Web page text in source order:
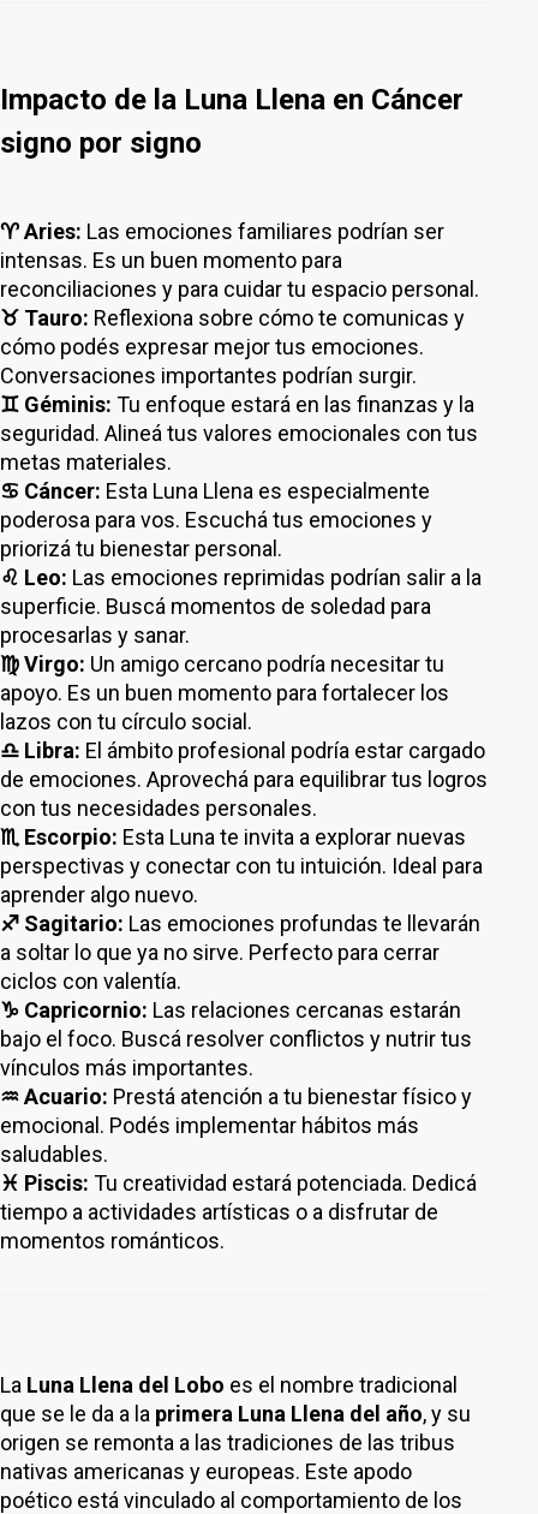
Impacto de la Luna Llena en Cáncer
signo por signo
♈ Aries: Las emociones familiares podrían ser
intensas. Es un buen momento para
reconciliaciones y para cuidar tu espacio personal.
♉ Tauro: Reflexiona sobre cómo te comunicas y
cómo podés expresar mejor tus emociones.
Conversaciones importantes podrían surgir.
♊ Géminis: Tu enfoque estará en las finanzas y la
seguridad. Alineá tus valores emocionales con tus
metas materiales.
♋ Cáncer: Esta Luna Llena es especialmente
poderosa para vos. Escuchá tus emociones y
priorizá tu bienestar personal.
♌ Leo: Las emociones reprimidas podrían salir a la
superficie. Buscá momentos de soledad para
procesarlas y sanar.
♍ Virgo: Un amigo cercano podría necesitar tu
apoyo. Es un buen momento para fortalecer los
lazos con tu círculo social.
♎ Libra: El ámbito profesional podría estar cargado
de emociones. Aprovechá para equilibrar tus logros
con tus necesidades personales.
♏ Escorpio: Esta Luna te invita a explorar nuevas
perspectivas y conectar con tu intuición. Ideal para
aprender algo nuevo.
♐ Sagitario: Las emociones profundas te llevarán
a soltar lo que ya no sirve. Perfecto para cerrar
ciclos con valentía.
♑ Capricornio: Las relaciones cercanas estarán
bajo el foco. Buscá resolver conflictos y nutrir tus
vínculos más importantes.
♒ Acuario: Prestá atención a tu bienestar físico y
emocional. Podés implementar hábitos más
saludables.
♓ Piscis: Tu creatividad estará potenciada. Dedicá
tiempo a actividades artísticas o a disfrutar de
momentos románticos.
La Luna Llena del Lobo es el nombre tradicional
que se le da a la primera Luna Llena del año, y su
origen se remonta a las tradiciones de las tribus
nativas americanas y europeas. Este apodo
poético está vinculado al comportamiento de los